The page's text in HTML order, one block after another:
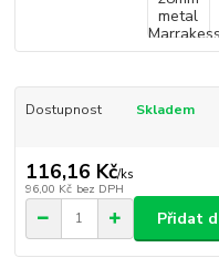
Dostupnost Skladem
116,16 Kč/ks
96,00 Kč bez DPH
Přidat